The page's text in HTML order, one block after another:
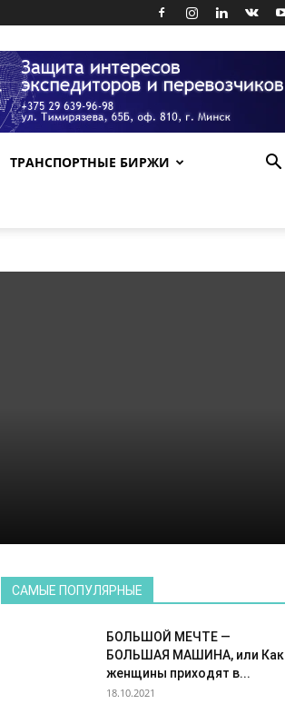
ТРАНСПОРТНЫЕ БИРЖИ
САМЫЕ ПОПУЛЯРНЫЕ
БОЛЬШОЙ МЕЧТЕ —
БОЛЬШАЯ МАШИНА, или Как
женщины приходят в...
18.10.2021